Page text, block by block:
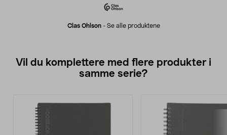
Clas Ohlson- Se alle produktene
Vil du komplettere med flere produkter i
samme serie?